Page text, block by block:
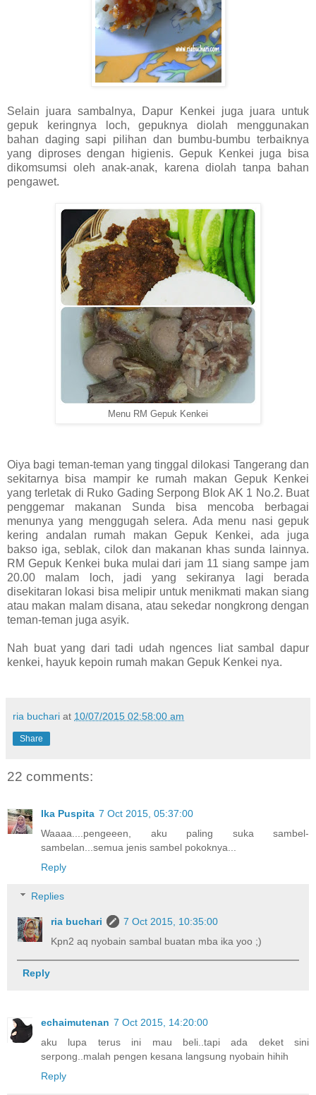
Selain juara sambalnya, Dapur Kenkei juga juara untuk
gepuk keringnya loch, gepuknya diolah menggunakan
bahan daging sapi pilihan dan bumbu-bumbu terbaiknya
yang diproses dengan higienis. Gepuk Kenkei juga bisa
dikomsumsi oleh anak-anak, karena diolah tanpa bahan
pengawet.
Menu RM Gepuk Kenkei
Oiya bagi teman-teman yang tinggal dilokasi Tangerang dan
sekitarnya bisa mampir ke rumah makan Gepuk Kenkei
yang terletak di Ruko Gading Serpong Blok AK 1 No.2. Buat
penggemar makanan Sunda bisa mencoba berbagai
menunya yang menggugah selera. Ada menu nasi gepuk
kering andalan rumah makan Gepuk Kenkei, ada juga
bakso iga, seblak, cilok dan makanan khas sunda lainnya.
RM Gepuk Kenkei buka mulai dari jam 11 siang sampe jam
20.00 malam loch, jadi yang sekiranya lagi berada
disekitaran lokasi bisa melipir untuk menikmati makan siang
atau makan malam disana, atau sekedar nongkrong dengan
teman-teman juga asyik.
Nah buat yang dari tadi udah ngences liat sambal dapur
kenkei, hayuk kepoin rumah makan Gepuk Kenkei nya.
ria buchari at 10/07/2015 02:58:00 am
Share
22 comments:
Ika Puspita 7 Oct 2015, 05:37:00
Waaaa....pengeeen, aku paling suka sambel-
sambelan...semua jenis sambel pokoknya...
Reply
Replies
ria buchari
7 Oct 2015, 10:35:00
Kpn2 aq nyobain sambal buatan mba ika yoo ;)
Reply
echaimutenan 7 Oct 2015, 14:20:00
aku lupa terus ini mau beli..tapi ada deket sini
serpong..malah pengen kesana langsung nyobain hihih
Reply